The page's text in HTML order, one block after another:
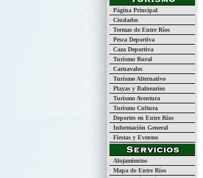
Página Principal
Ciudades
Termas de Entre Ríos
Pesca Deportiva
Caza Deportiva
Turismo Rural
Carnavales
Turismo Alternativo
Playas y Balnearios
Turismo Aventura
Turismo Cultura
Deportes en Entre Ríos
Información General
Fiestas y Eventos
Alojamientos
Mapa de Entre Ríos